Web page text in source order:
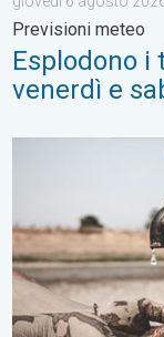
Previsioni meteo
Esplodono i
venerdì e
Il settentrione